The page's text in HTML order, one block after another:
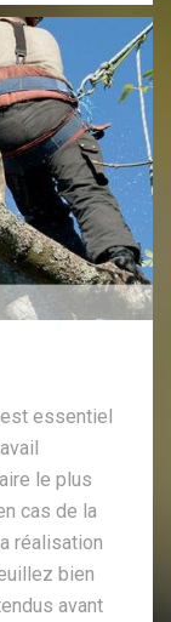
essentiel
le plus
cas de la
réalisation
bien
avant